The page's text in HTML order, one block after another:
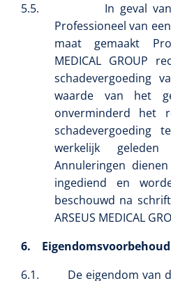
Standaard schaar - gebogen -
5.5.
In geval
Professioneel van
maat gemaakt
MEDICAL GROUP
schadevergoeding
waarde van het
onverminderd het
schadevergoeding
werkelijk
Annuleringen
ingediend en
beschouwd na
ARSEUS MEDICAL
6.
Eigendomsvoorbehoud
6.1.
De eigendom van